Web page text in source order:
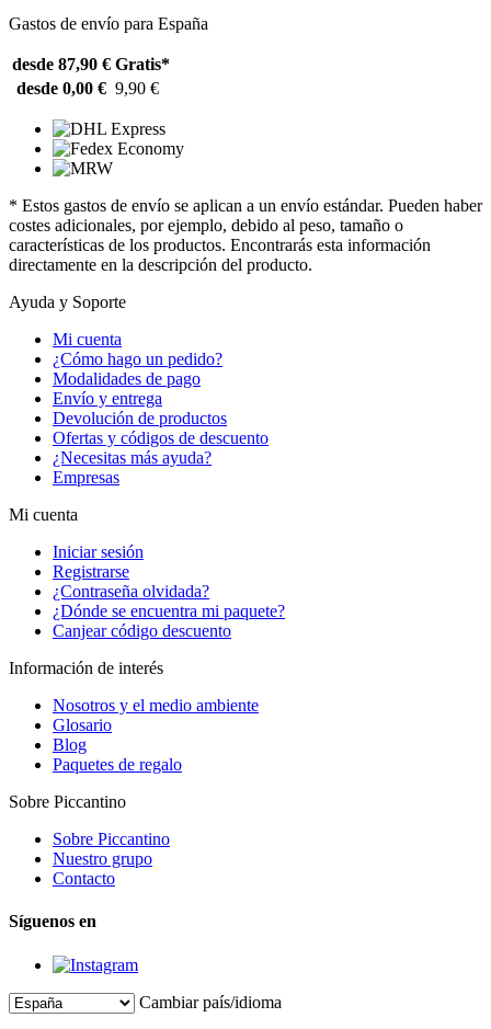
Gastos de envío para España
desde 87,90 € Gratis*
desde 0,00 € 9,90 €
* Estos gastos de envío se aplican a un envío estándar. Pueden haber
costes adicionales, por ejemplo, debido al peso, tamaño o
características de los productos. Encontrarás esta información
directamente en la descripción del producto.
Ayuda y Soporte
Mi cuenta
¿Cómo hago un pedido?
Modalidades de pago
Envío y entrega
Devolución de productos
Ofertas y códigos de descuento
¿Necesitas más ayuda?
Empresas
Mi cuenta
Iniciar sesión
Registrarse
¿Contraseña olvidada?
¿Dónde se encuentra mi paquete?
Canjear código descuento
Información de interés
Nosotros y el medio ambiente
Glosario
Blog
Paquetes de regalo
Sobre Piccantino
Sobre Piccantino
Nuestro grupo
Contacto
Síguenos en
Cambiar país/idioma